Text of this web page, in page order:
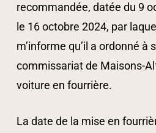
recommandée, datée du 9
le 16 octobre 2024, par
m’informe qu’il a ordonné à
commissariat de Maisons-
voiture en fourrière.
La date de la mise en